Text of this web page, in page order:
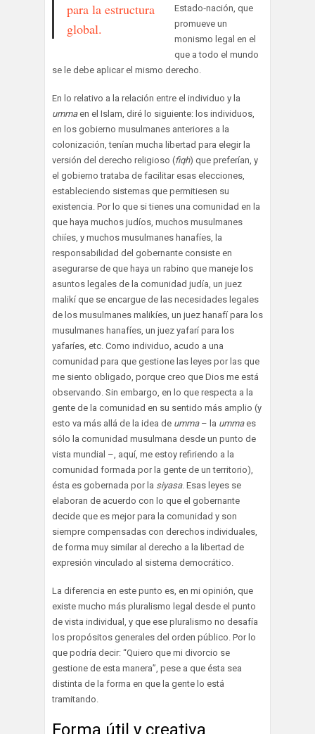
para la estructura
global.
Estado‑nación, que
promueve un
monismo legal en el
que a todo el mundo
se le debe aplicar el mismo derecho.
En lo relativo a la relación entre el individuo y la
ummaen el Islam, diré lo siguiente: los individuos,
en los gobierno musulmanes anteriores a la
colonización, tenían mucha libertad para elegir la
versión del derecho religioso (fiqh) que preferían, y
el gobierno trataba de facilitar esas elecciones,
estableciendo sistemas que permitiesen su
existencia. Por lo que si tienes una comunidad en la
que haya muchos judíos, muchos musulmanes
chiíes, y muchos musulmanes hanafíes, la
responsabilidad del gobernante consiste en
asegurarse de que haya un rabino que maneje los
asuntos legales de la comunidad judía, un juez
malikí que se encargue de las necesidades legales
de los musulmanes malikíes, un juez hanafí para los
musulmanes hanafíes, un juez yafarí para los
yafaríes, etc. Como individuo, acudo a una
comunidad para que gestione las leyes por las que
me siento obligado, porque creo que Dios me está
observando. Sin embargo, en lo que respecta a la
gente de la comunidad en su sentido más amplio (y
esto va más allá de la idea de umma– la ummaes
sólo la comunidad musulmana desde un punto de
vista mundial –, aquí, me estoy refiriendo a la
comunidad formada por la gente de un territorio),
ésta es gobernada por la siyasa. Esas leyes se
elaboran de acuerdo con lo que el gobernante
decide que es mejor para la comunidad y son
siempre compensadas con derechos individuales,
de forma muy similar al derecho a la libertad de
expresión vinculado al sistema democrático.
La diferencia en este punto es, en mi opinión, que
existe mucho más pluralismo legal desde el punto
de vista individual, y que ese pluralismo no desafía
los propósitos generales del orden público. Por lo
que podría decir: “Quiero que mi divorcio se
gestione de esta manera”, pese a que ésta sea
distinta de la forma en que la gente lo está
tramitando.
Forma útil y creativa